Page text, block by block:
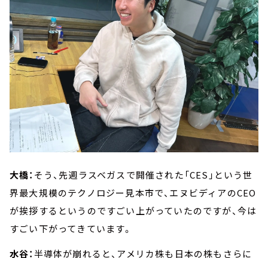
大橋： そう、先週ラスベガスで開催された「CES」という世
界最大規模のテクノロジー見本市で、エヌビディアのCEO
が挨拶するというのですごい上がっていたのですが、今は
すごい下がってきています。
水谷：半導体が崩れると、アメリカ株も日本の株もさらに